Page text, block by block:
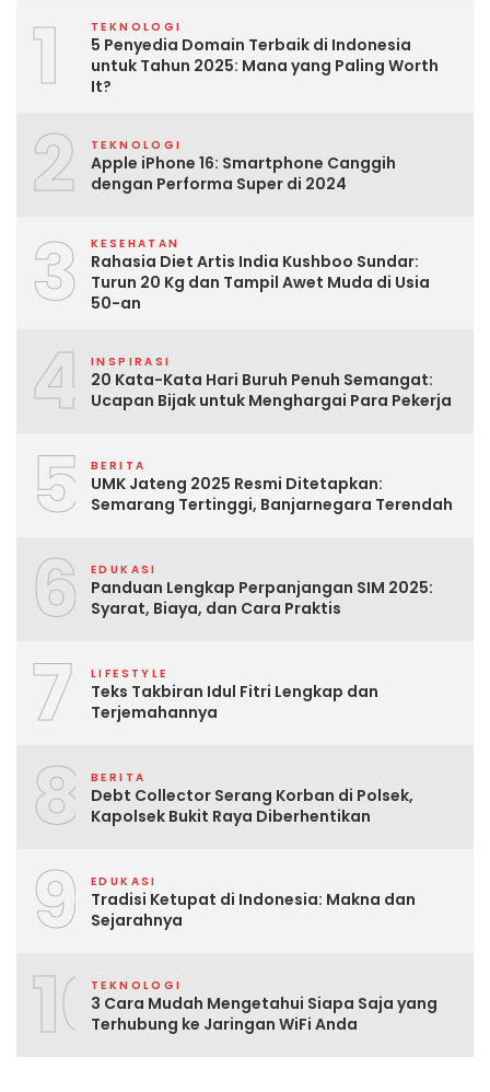
1 TEKNOLOGI
5 Penyedia Domain Terbaik di Indonesia
untuk Tahun 2025: Mana yang Paling Worth
It?
2 TEKNOLOGI
Apple iPhone 16: Smartphone Canggih
dengan Performa Super di 2024
3 KESEHATAN
Rahasia Diet Artis India Kushboo Sundar:
Turun 20 Kg dan Tampil Awet Muda di Usia
50-an
4 INSPIRASI
20 Kata-Kata Hari Buruh Penuh Semangat:
Ucapan Bijak untuk Menghargai Para Pekerja
5 BERITA
UMK Jateng 2025 Resmi Ditetapkan:
Semarang Tertinggi, Banjarnegara Terendah
6 EDUKASI
Panduan Lengkap Perpanjangan SIM 2025:
Syarat, Biaya, dan Cara Praktis
7 LIFESTYLE
Teks Takbiran Idul Fitri Lengkap dan
Terjemahannya
8 BERITA
Debt Collector Serang Korban di Polsek,
Kapolsek Bukit Raya Diberhentikan
9 EDUKASI
Tradisi Ketupat di Indonesia: Makna dan
Sejarahnya
10TEKNOLOGI
3 Cara Mudah Mengetahui Siapa Saja yang
Terhubung ke Jaringan WiFi Anda